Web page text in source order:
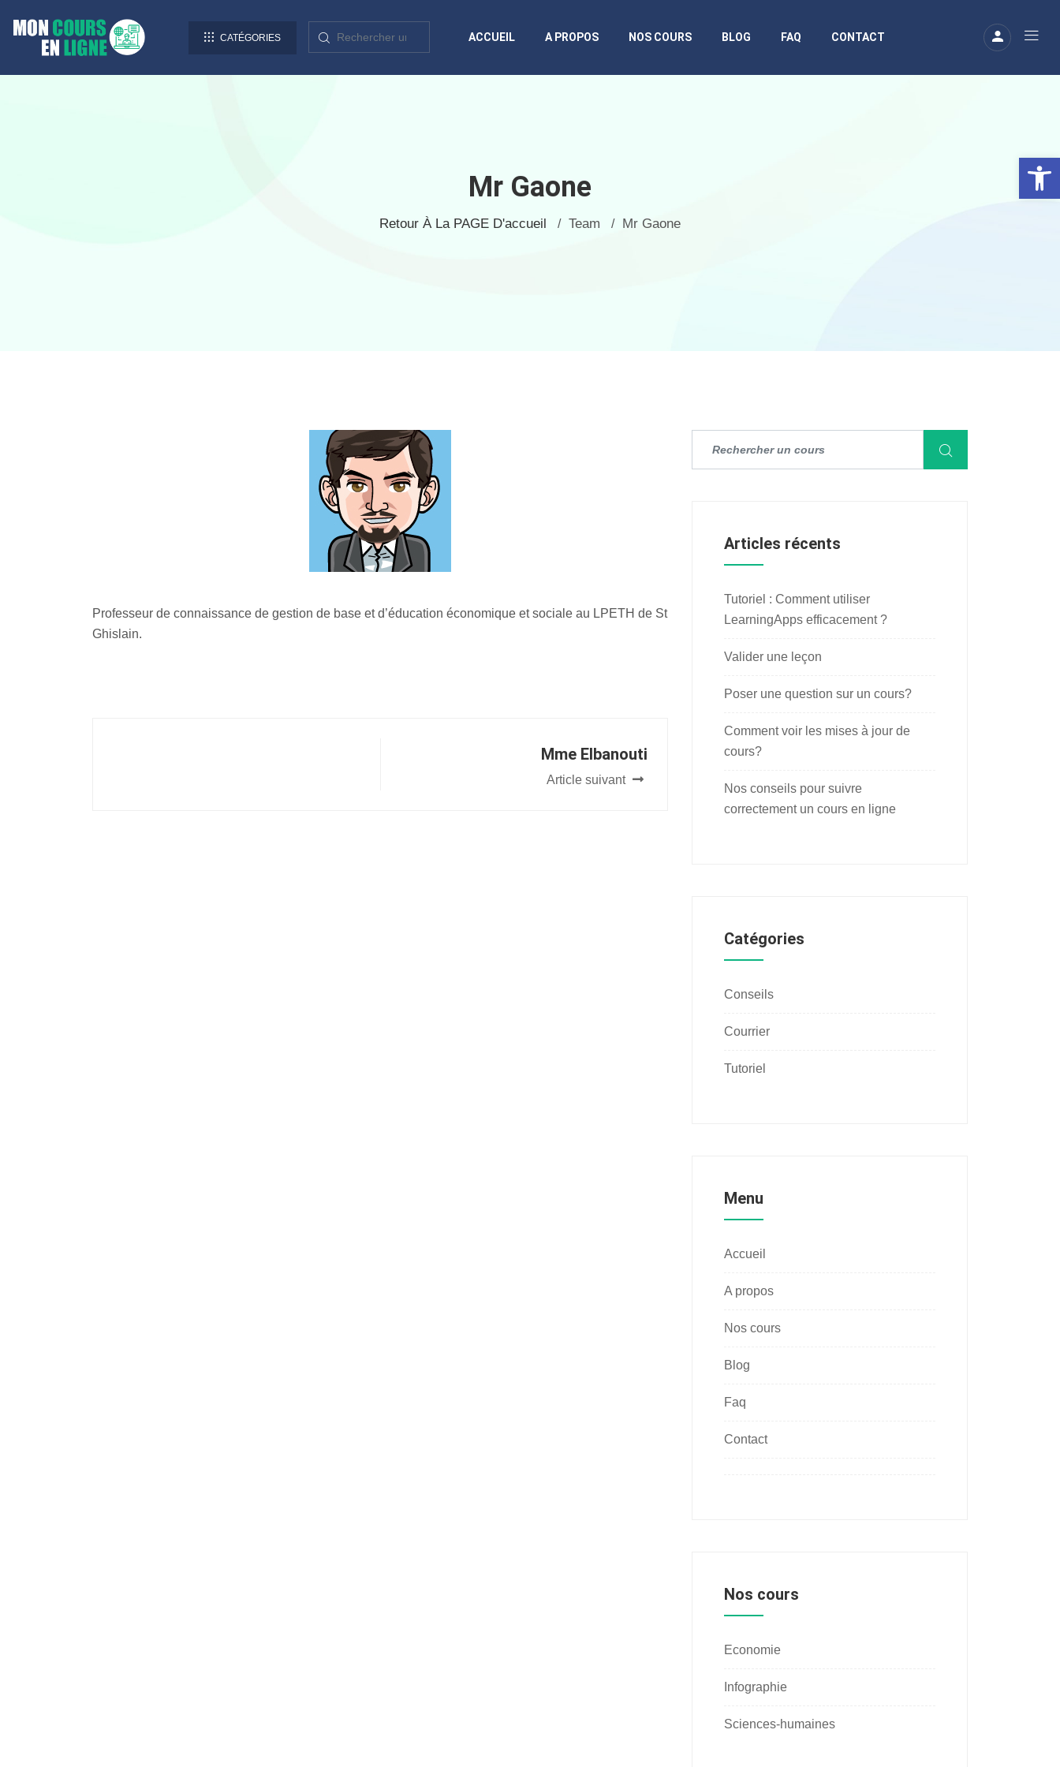
CATÉGORIES ACCUEIL A PROPOS NOS COURS BLOG FAQ CONTACT
Mr Gaone
Retour À La PAGE D'accueil / Team / Mr Gaone
Professeur de connaissance de gestion de base et d’éducation économique et sociale au LPETH de St
Ghislain.
Mme Elbanouti
Article suivant
Articles récents
Tutoriel : Comment utiliser
LearningApps efficacement ?
Valider une leçon
Poser une question sur un cours?
Comment voir les mises à jour de
cours?
Nos conseils pour suivre
correctement un cours en ligne
Catégories
Conseils
Courrier
Tutoriel
Menu
Accueil
A propos
Nos cours
Blog
Faq
Contact
Nos cours
Economie
Infographie
Sciences-humaines